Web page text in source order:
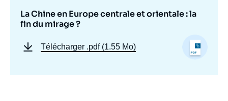
La Chine en Europe centrale et orientale : la
fin du mirage ?
Télécharger .pdf (1.55 Mo)